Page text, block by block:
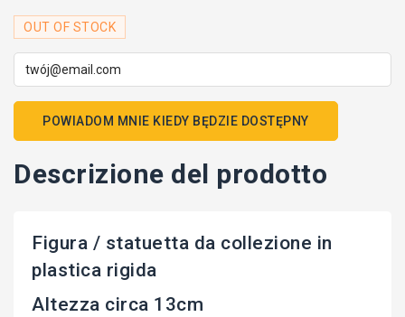
OUT OF STOCK
POWIADOM MNIE KIEDY BĘDZIE DOSTĘPNY
Descrizione del prodotto
Figura / statuetta da collezione in
plastica rigida
Altezza circa 13cm